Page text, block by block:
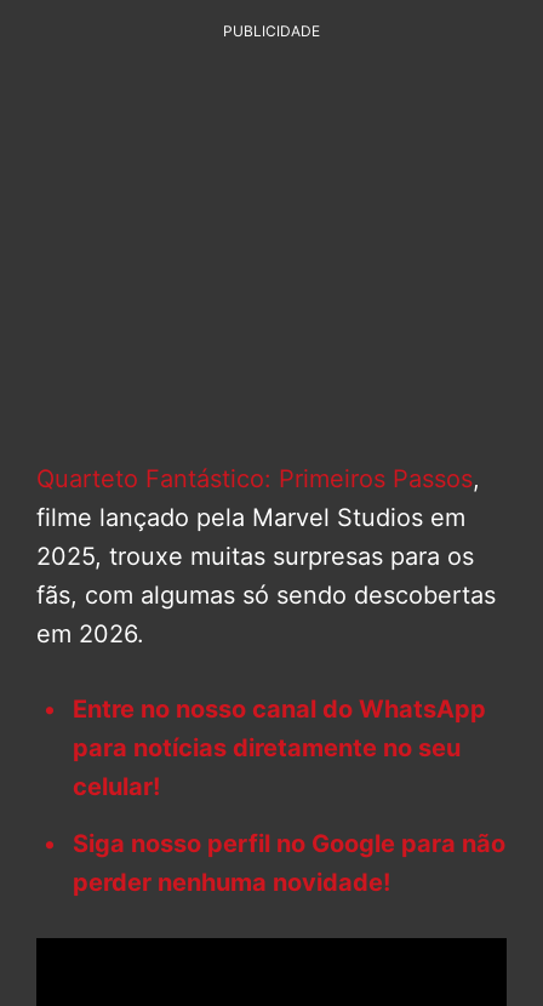
PUBLICIDADE
Quarteto Fantástico: Primeiros Passos,
filme lançado pela Marvel Studios em
2025, trouxe muitas surpresas para os
fãs, com algumas só sendo descobertas
em 2026.
Entre no nosso canal do WhatsApp
para notícias diretamente no seu
celular!
Siga nosso perfil no Google para não
perder nenhuma novidade!